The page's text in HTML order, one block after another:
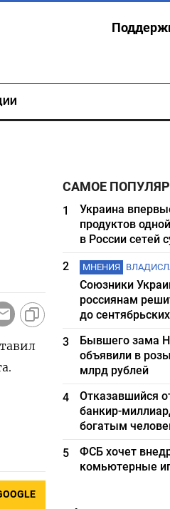
САМОЕ
1
Украина
продуктов
в России сетей
2
МНЕНИЯ
Союзники
россиянам
до
3
Бывшего зама
объявили в
млрд рублей
4
Отказавшийся
банкир-
богатым
5
ФСБ хочет
комьютерные